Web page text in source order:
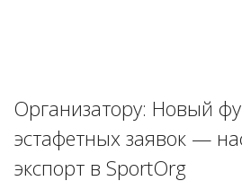
Организатору: Новый
эстафетных заявок —
экспорт в SportOrg